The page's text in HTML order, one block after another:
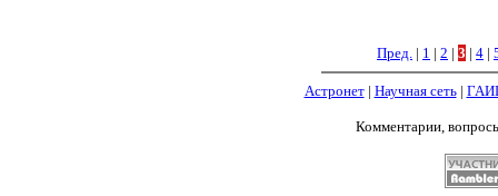
Пред. | 1 | 2 | 3 | 4 |
Астронет| Научная сеть|
Комментарии,